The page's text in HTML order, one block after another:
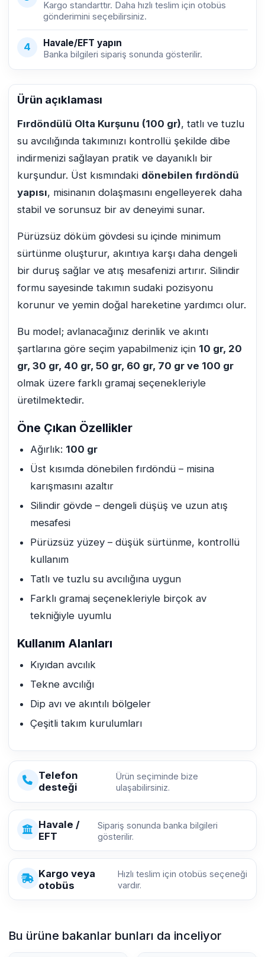
Kargo standarttır. Daha hızlı teslim için otobüs
gönderimini seçebilirsiniz.
4 Havale/EFT yapın
Banka bilgileri sipariş sonunda gösterilir.
Ürün açıklaması
Fırdöndülü Olta Kurşunu (100 gr), tatlı ve tuzlu
su avcılığında takımınızı kontrollü şekilde dibe
indirmenizi sağlayan pratik ve dayanıklı bir
kurşundur. Üst kısmındaki dönebilen fırdöndü
yapısı, misinanın dolaşmasını engelleyerek daha
stabil ve sorunsuz bir av deneyimi sunar.
Pürüzsüz döküm gövdesi su içinde minimum
sürtünme oluşturur, akıntıya karşı daha dengeli
bir duruş sağlar ve atış mesafenizi artırır. Silindir
formu sayesinde takımın sudaki pozisyonu
korunur ve yemin doğal hareketine yardımcı olur.
Bu model; avlanacağınız derinlik ve akıntı
şartlarına göre seçim yapabilmeniz için 10 gr, 20
gr, 30 gr, 40 gr, 50 gr, 60 gr, 70 gr ve 100 gr
olmak üzere farklı gramaj seçenekleriyle
üretilmektedir.
Öne Çıkan Özellikler
Ağırlık: 100 gr
Üst kısımda dönebilen fırdöndü – misina
karışmasını azaltır
Silindir gövde – dengeli düşüş ve uzun atış
mesafesi
Pürüzsüz yüzey – düşük sürtünme, kontrollü
kullanım
Tatlı ve tuzlu su avcılığına uygun
Farklı gramaj seçenekleriyle birçok av
tekniğiyle uyumlu
Kullanım Alanları
Kıyıdan avcılık
Tekne avcılığı
Dip avı ve akıntılı bölgeler
Çeşitli takım kurulumları
Telefon
desteği
Ürün seçiminde bize
ulaşabilirsiniz.
Havale /
EFT
Sipariş sonunda banka bilgileri
gösterilir.
Kargo veya
otobüs
Hızlı teslim için otobüs seçeneği
vardır.
Bu ürüne bakanlar bunları da inceliyor